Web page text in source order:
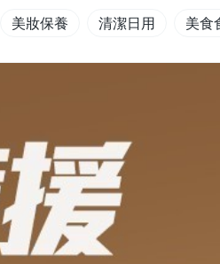
美妝保養 清潔日用 美食